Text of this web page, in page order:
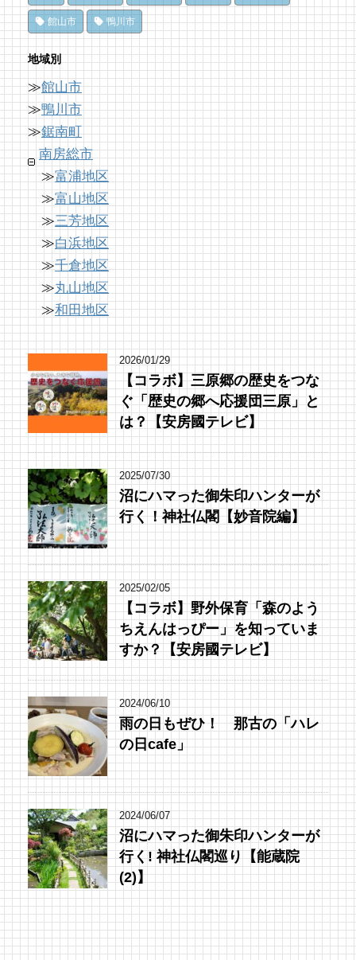
11 views|byTsuno
犬連れで楽しめる房総のカフェ Dining
Cafe（道の駅とみうら枇杷倶楽部）
11 views|byあやの
珈琲への探究心が半端ない！店主の自家焙煎
珈琲で極上のひとときを
11 views|byshouji naomi
ドライブ休憩にオススメ！「とみうら元気倶
楽部」でホッと一息♪
62 views|byフジイ ミツコ
南房総の海を食らう！天然ところてん専門店
「ところてん小屋 青木」
60 views|by原みりか
洗濯は持ち帰らない！カフェ併設のコインラ
ンドリーで帰宅前に洗濯
8,896 views|byなべたゆかり
「房総の駅とみうら」で夕食を済ませて渋滞
を回避しよう！
8,763 views|byari-iku
館山市 鴨川市
地域別
≫館山市
≫鴨川市
≫鋸南町
南房総市
≫富浦地区
≫富山地区
≫三芳地区
≫白浜地区
≫千倉地区
≫丸山地区
≫和田地区
2026/01/29
【コラボ】三原郷の歴史をつな
ぐ「歴史の郷へ応援団三原」と
は？【安房國テレビ】
2025/07/30
沼にハマった御朱印ハンターが
行く！神社仏閣【妙音院編】
2025/02/05
【コラボ】野外保育「森のよう
ちえんはっぴー」を知っていま
すか？【安房國テレビ】
2024/06/10
雨の日もぜひ！ 那古の「ハレ
の日cafe」
2024/06/07
沼にハマった御朱印ハンターが
行く! 神社仏閣巡り【能蔵院
(2)】